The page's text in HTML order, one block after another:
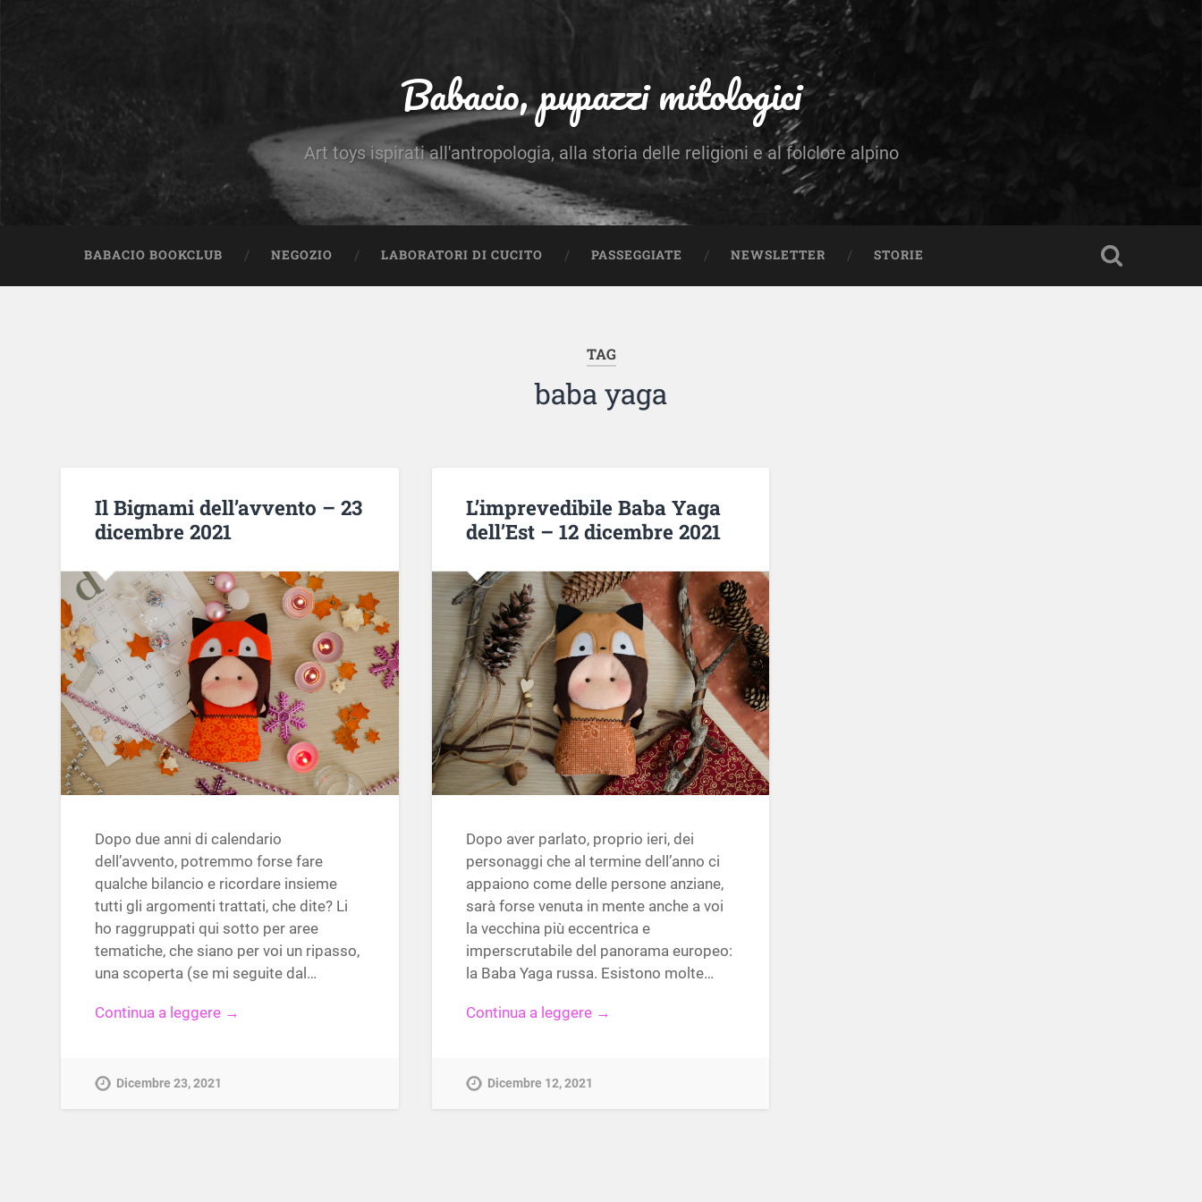
Babacio, pupazzi mitologici
Art toys ispirati all'antropologia, alla storia delle religioni e al folclore alpino
BABACIO BOOKCLUB NEGOZIO LABORATORI DI CUCITO PASSEGGIATE NEWSLETTER STORIE
TAG
baba yaga
Il Bignami dell’avvento – 23
dicembre 2021
Dopo due anni di calendario
dell’avvento, potremmo forse fare
qualche bilancio e ricordare insieme
tutti gli argomenti trattati, che dite? Li
ho raggruppati qui sotto per aree
tematiche, che siano per voi un ripasso,
una scoperta (se mi seguite dal…
Continua a leggere →
Dicembre 23, 2021
L’imprevedibile Baba Yaga
dell’Est – 12 dicembre 2021
Dopo aver parlato, proprio ieri, dei
personaggi che al termine dell’anno ci
appaiono come delle persone anziane,
sarà forse venuta in mente anche a voi
la vecchina più eccentrica e
imperscrutabile del panorama europeo:
la Baba Yaga russa. Esistono molte…
Continua a leggere →
Dicembre 12, 2021